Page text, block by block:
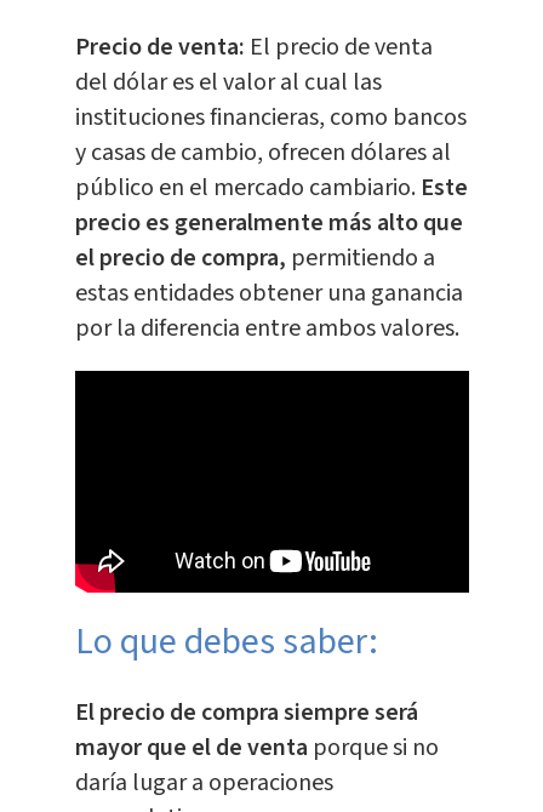
Precio de venta: El precio de venta
del dólar es el valor al cual las
instituciones financieras, como bancos
y casas de cambio, ofrecen dólares al
público en el mercado cambiario. Este
precio es generalmente más alto que
el precio de compra, permitiendo a
estas entidades obtener una ganancia
por la diferencia entre ambos valores.
Lo que debes saber:
El precio de compra siempre será
mayor que el de venta porque si no
daría lugar a operaciones